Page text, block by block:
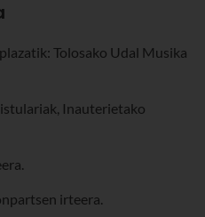
Tolosako Udal Musika
Inauterietako
irteera.